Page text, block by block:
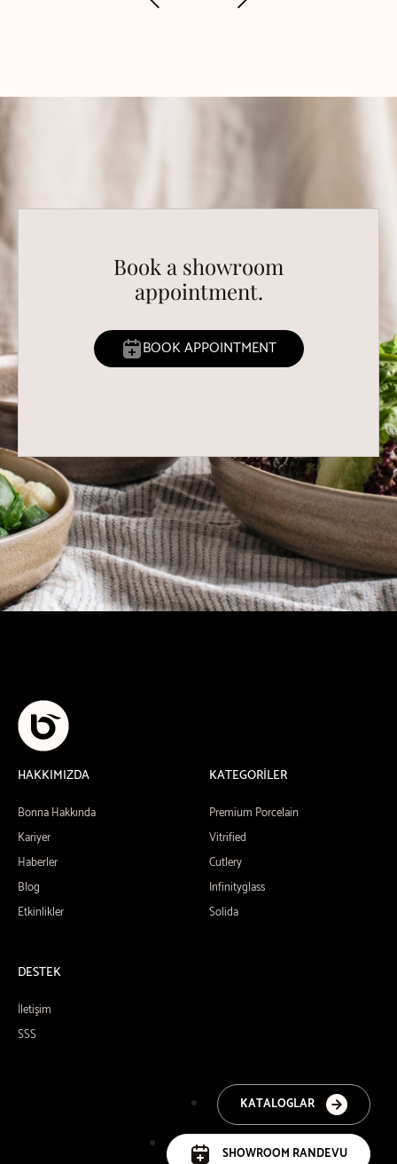
Book a showroom
appointment.
BOOK APPOINTMENT
HAKKIMIZDA
Bonna Hakkında
Kariyer
Haberler
Blog
Etkinlikler
KATEGORİLER
Premium Porcelain
Vitrified
Cutlery
Infinityglass
Solida
DESTEK
İletişim
SSS
KATALOGLAR
SHOWROOM RANDEVU